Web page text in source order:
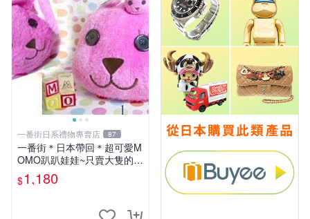
一番街日系禮物專賣店 87
一番街＊日本帶回＊超可愛M
OMO趴趴娃娃~只賣大隻的1
號~單隻價～生日禮物
$1,180